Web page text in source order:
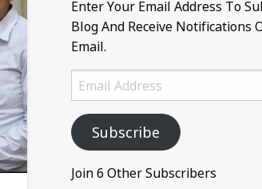
Enter Your Email Address To
Blog And Receive Notifications
Email.
Email
Address
Subscribe
Join 6 Other Subscribers